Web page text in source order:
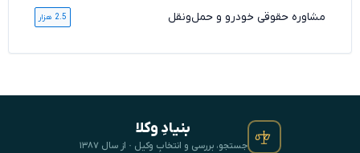
مشاوره حقوقی خودرو و حمل‌ونقل 2.5 هزار
بنیادِ وکلا
جستجو، بررسی و انتخابِ وکیل · از سال ۱۳۸۷